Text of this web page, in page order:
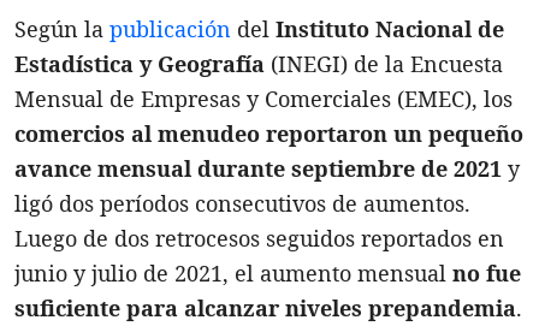
Según la publicación del Instituto Nacional de
Estadística y Geografía (INEGI) de la Encuesta
Mensual de Empresas y Comerciales (EMEC), los
comercios al menudeo reportaron un pequeño
avance mensual durante septiembre de 2021 y
ligó dos períodos consecutivos de aumentos.
Luego de dos retrocesos seguidos reportados en
junio y julio de 2021, el aumento mensual no fue
suficiente para alcanzar niveles prepandemia.